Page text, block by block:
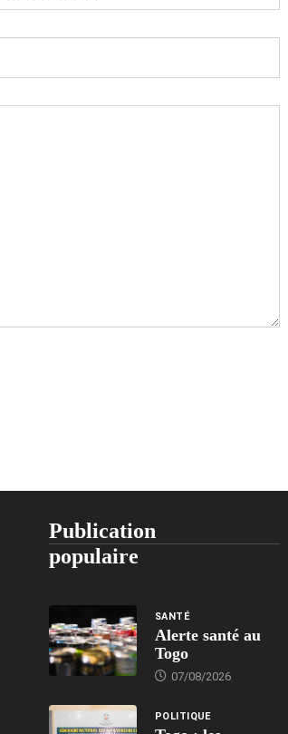
Publication
populaire
SANTÉ
Alerte santé au
Togo
07/08/2026
POLITIQUE